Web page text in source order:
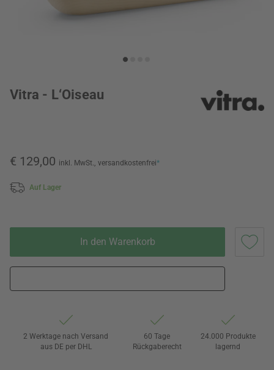
Vitra - L‘Oiseau
€ 129,00 inkl. MwSt., versandkostenfrei*
Auf Lager
In den Warenkorb
2 Werktage nach Versand
aus DE per DHL
60 Tage
Rückgaberecht
24.000 Produkte
lagernd